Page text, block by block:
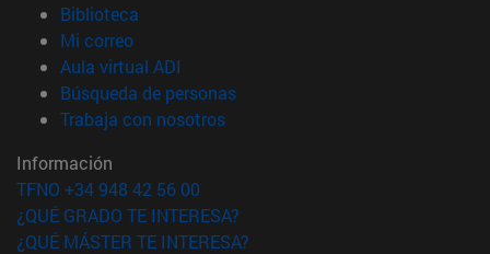
Biblioteca
Mi correo(abre en nueva ventana)
Aula virtual ADI
Búsqueda de personas(abre en nueva ventana)
Trabaja con nosotros(abre en nueva ventana)
Información
TFNO +34 948 42 56 00
¿QUÉ GRADO TE INTERESA?
¿QUÉ MÁSTER TE INTERESA?